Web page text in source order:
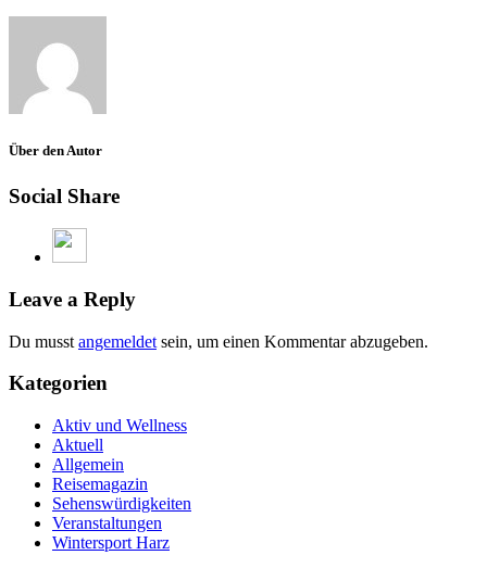
Über den Autor
Social Share
Leave a Reply
Du musst angemeldet sein, um einen Kommentar abzugeben.
Kategorien
Aktiv und Wellness
Aktuell
Allgemein
Reisemagazin
Sehenswürdigkeiten
Veranstaltungen
Wintersport Harz